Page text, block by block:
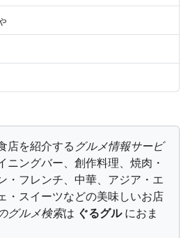
店を紹介する グルメ情報サービ
ニングバー、創作料理、焼肉・
・フレンチ、中華、アジア・エ
・スイーツなどの美味しいお店
グルメ検索は ぐるグルにおま